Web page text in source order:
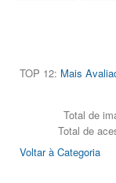
TOP 12: Mais
Total de
Total de
Voltar à Categoria